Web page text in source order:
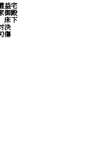
益宅
御殿
下
決
傷